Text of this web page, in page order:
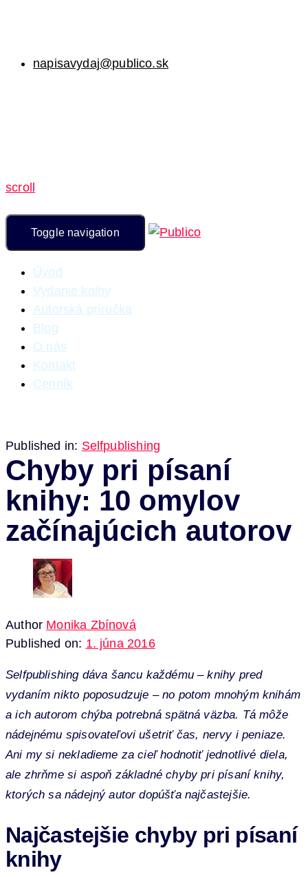
napisavydaj@publico.sk
scroll
Toggle navigation
Úvod
Vydanie knihy
Autorská príručka
Blog
O nás
Kontakt
Cenník
Published in: Selfpublishing
Chyby pri písaní
knihy: 10 omylov
začínajúcich autorov
Author Monika Zbínová
Published on: 1. júna 2016
Selfpublishing dáva šancu každému – knihy pred
vydaním nikto poposudzuje – no potom mnohým knihám
a ich autorom chýba potrebná spätná väzba. Tá môže
nádejnému spisovateľovi ušetriť čas, nervy i peniaze.
Ani my si nekladieme za cieľ hodnotiť jednotlivé diela,
ale zhrňme si aspoň základné chyby pri písaní knihy,
ktorých sa nádejný autor dopúšťa najčastejšie.
Najčastejšie chyby pri písaní
knihy